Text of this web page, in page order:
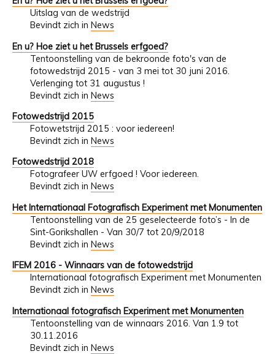
Uitslag van de wedstrijd
Bevindt zich in News
En u? Hoe ziet u het Brussels erfgoed?
Tentoonstelling van de bekroonde foto's van de
fotowedstrijd 2015 - van 3 mei tot 30 juni 2016.
Verlenging tot 31 augustus !
Bevindt zich in News
Fotowedstrijd 2015
Fotowetstrijd 2015 : voor iedereen!
Bevindt zich in News
Fotowedstrijd 2018
Fotografeer UW erfgoed ! Voor iedereen.
Bevindt zich in News
Het Internationaal Fotografisch Experiment met Monumenten
Tentoonstelling van de 25 geselecteerde foto’s - In de
Sint-Gorikshallen - Van 30/7 tot 20/9/2018
Bevindt zich in News
IFEM 2016 - Winnaars van de fotowedstrijd
Internationaal fotografisch Experiment met Monumenten
Bevindt zich in News
Internationaal fotografisch Experiment met Monumenten
Tentoonstelling van de winnaars 2016. Van 1.9 tot
30.11.2016
Bevindt zich in News